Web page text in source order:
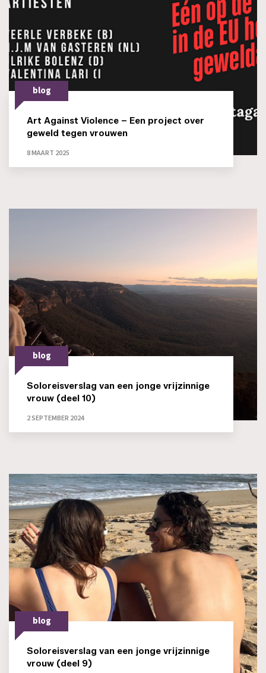
blog
Art Against Violence – Een project over
geweld tegen vrouwen
8 MAART 2025
blog
Soloreisverslag van een jonge vrijzinnige
vrouw (deel 10)
2 SEPTEMBER 2024
blog
Soloreisverslag van een jonge vrijzinnige
vrouw (deel 9)